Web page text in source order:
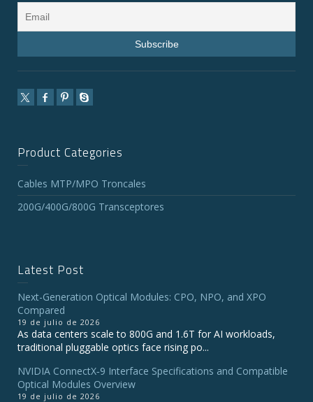
Product Categories
Cables MTP/MPO Troncales
200G/400G/800G Transceptores
Latest Post
Next-Generation Optical Modules: CPO, NPO, and XPO
Compared
19 de julio de 2026
As data centers scale to 800G and 1.6T for AI workloads,
traditional pluggable optics face rising po...
NVIDIA ConnectX‑9 Interface Specifications and Compatible
Optical Modules Overview
19 de julio de 2026